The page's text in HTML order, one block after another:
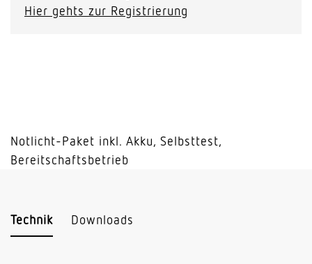
(50V/1.5W/Compact/PS)
Hier gehts zur Registrierung
Notlicht-Paket inkl. Akku, Selbsttest,
Bereitschaftsbetrieb
Technik Downloads